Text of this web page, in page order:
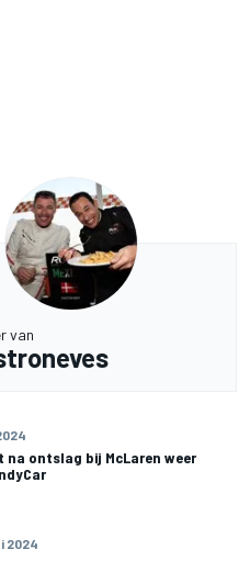
van
na ontslag bij McLaren weer
2024